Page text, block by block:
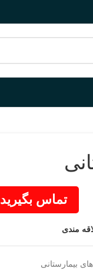
تماس بگیرید
مندی
بیمارستانی